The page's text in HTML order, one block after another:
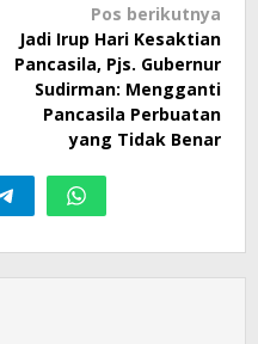
Pos berikutnya
Jadi Irup Hari Kesaktian
Pancasila, Pjs. Gubernur
Sudirman: Mengganti
Pancasila Perbuatan
yang Tidak Benar